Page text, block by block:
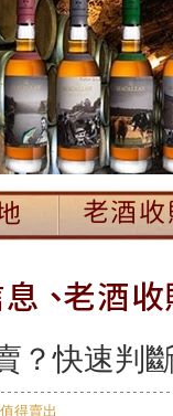
？快速判